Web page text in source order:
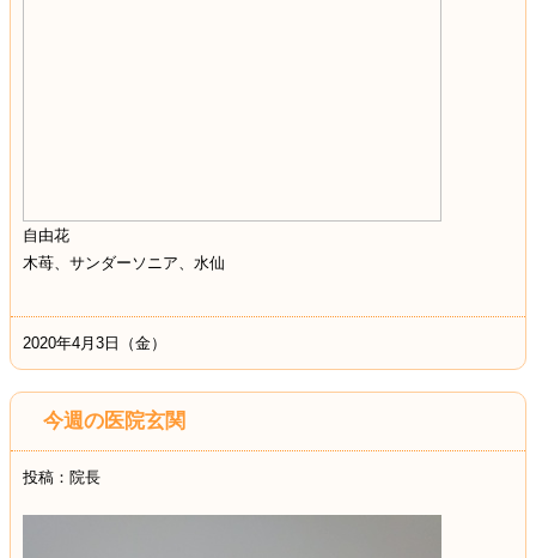
自由花
木苺、サンダーソニア、水仙
2020年4月3日（金）
今週の医院玄関
投稿：院長